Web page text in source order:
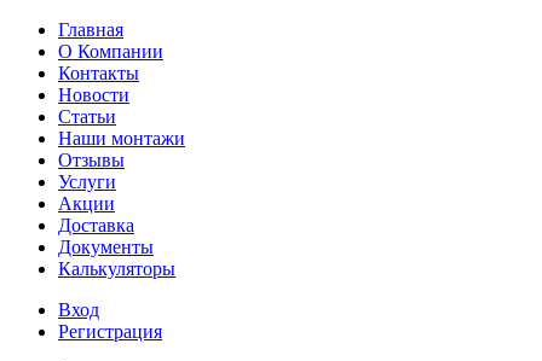
Главная
О Компании
Контакты
Новости
Статьи
Наши монтажи
Отзывы
Услуги
Акции
Доставка
Документы
Калькуляторы
Вход
Регистрация